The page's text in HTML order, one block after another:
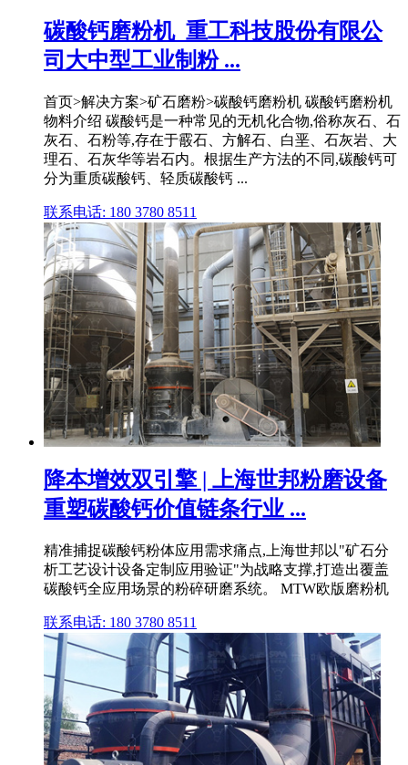
碳酸钙磨粉机_重工科技股份有限公
司大中型工业制粉 ...
首页>解决方案>矿石磨粉>碳酸钙磨粉机 碳酸钙磨粉机
物料介绍 碳酸钙是一种常见的无机化合物,俗称灰石、石
灰石、石粉等,存在于霰石、方解石、白垩、石灰岩、大
理石、石灰华等岩石内。根据生产方法的不同,碳酸钙可
分为重质碳酸钙、轻质碳酸钙 ...
联系电话: 180 3780 8511
降本增效双引擎 | 上海世邦粉磨设备
重塑碳酸钙价值链条行业 ...
精准捕捉碳酸钙粉体应用需求痛点,上海世邦以"矿石分
析工艺设计设备定制应用验证"为战略支撑,打造出覆盖
碳酸钙全应用场景的粉碎研磨系统。 MTW欧版磨粉机
联系电话: 180 3780 8511